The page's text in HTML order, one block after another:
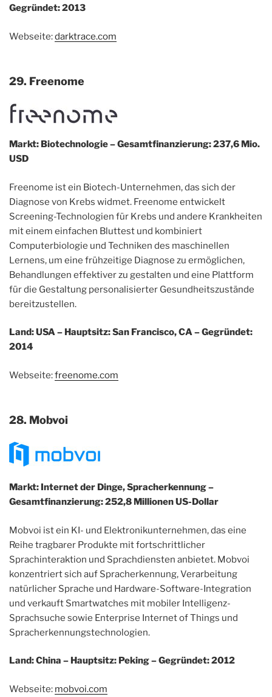
Gegründet: 2013
Webseite:darktrace.com
29. Freenome
Markt: Biotechnologie – Gesamtfinanzierung: 237,6 Mio.
USD
Freenome ist ein Biotech-Unternehmen, das sich der
Diagnose von Krebs widmet. Freenome entwickelt
Screening-Technologien für Krebs und andere Krankheiten
mit einem einfachen Bluttest und kombiniert
Computerbiologie und Techniken des maschinellen
Lernens, um eine frühzeitige Diagnose zu ermöglichen,
Behandlungen effektiver zu gestalten und eine Plattform
für die Gestaltung personalisierter Gesundheitszustände
bereitzustellen.
Land: USA – Hauptsitz: San Francisco, CA – Gegründet:
2014
Webseite:freenome.com
28. Mobvoi
Markt: Internet der Dinge, Spracherkennung –
Gesamtfinanzierung: 252,8 Millionen US-Dollar
Mobvoi ist ein KI- und Elektronikunternehmen, das eine
Reihe tragbarer Produkte mit fortschrittlicher
Sprachinteraktion und Sprachdiensten anbietet. Mobvoi
konzentriert sich auf Spracherkennung, Verarbeitung
natürlicher Sprache und Hardware-Software-Integration
und verkauft Smartwatches mit mobiler Intelligenz-
Sprachsuche sowie Enterprise Internet of Things und
Spracherkennungstechnologien.
Land: China – Hauptsitz: Peking – Gegründet: 2012
Webseite: mobvoi.com